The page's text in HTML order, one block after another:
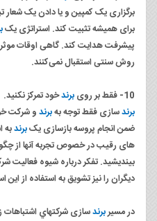
برگزاری یک کمپین و یا دادن یک شعار
برای همیشه تثبیت کند. استراتژی یک
پیشرفت هدایت کند. گاهی اوقات موثر
روش سنتی استقبال نمی‌کنند.
10- فقط بر روی برندخود تمرکز نکنید.
برندسازی فقط توجه بهبرندو شرکت
ضمن انجام پروسه بازسازی یکبرندبه
های رقیب در خصوص تجربه آنها از
بیندیشید. تفکر درباره شیوه فعالیت
دیگران را نیز تشویق به استفاده از این
در مسیربرندسازی شركتهاي اشتباهات